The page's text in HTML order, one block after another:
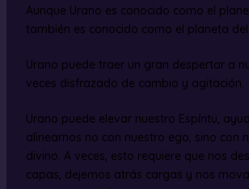
Aunque Urano es conocido como el
también es conocido como el planeta
Urano puede traer un gran despertar a
veces disfrazado de cambio y agitación.
Urano puede elevar nuestro Espíritu,
alinearnos no con nuestro ego, sino con
divino. A veces, esto requiere que nos
capas, dejemos atrás cargas y nos